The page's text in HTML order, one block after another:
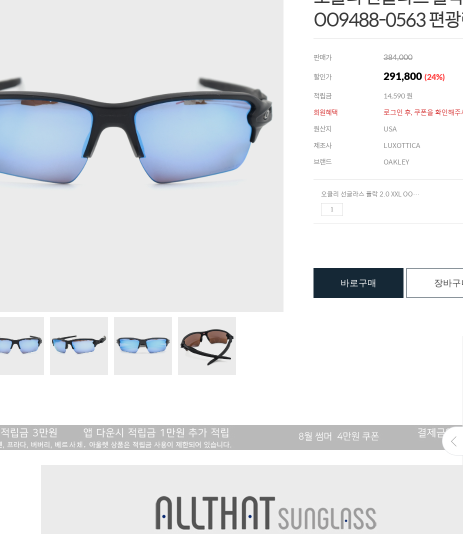
OO9488-0563 편
판매가 384,000
할인가 291,800 (24%)
적립금
14,590 원
회원혜택
로그인 후, 쿠폰을 확인해
원산지
USA
제조사
LUXOTTICA
브랜드
OAKLEY
오클리 선글라스 플락 2.0 XXL OO9488-0563 편광렌즈
바로구매 장바구